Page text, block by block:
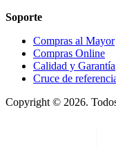
Soporte
Compras al Mayor
Compras Online
Calidad y Garantía
Cruce de
Copyright © 2026.